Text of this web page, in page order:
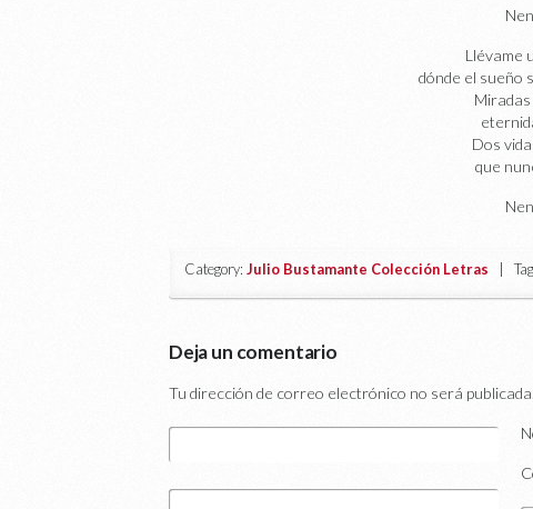
Llévame
dónde el sueño
Dos
que
Category: Julio Bustamante Colección Letras |
Deja un comentario
Tu dirección de correo electrónico no será publicada.